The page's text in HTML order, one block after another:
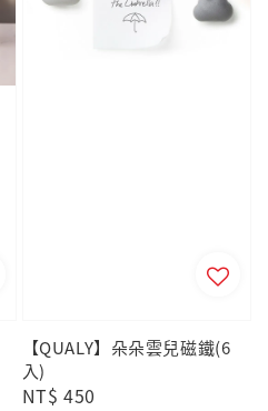
【QUALY】朵朵雲兒磁鐵(6
入)
Regular
NT$ 450